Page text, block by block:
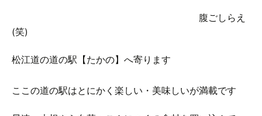
腹ごしらえ
(笑)
松江道の道の駅【たかの】へ寄ります
ここの道の駅はとにかく楽しい・美味しいが満載です